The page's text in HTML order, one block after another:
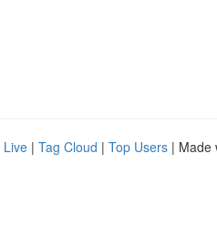
Live | Tag Cloud | Top Users | Made